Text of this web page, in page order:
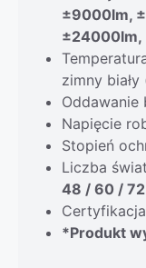
±9000lm,
zimny biały
Oddawanie
Napięcie
Stopień
Liczba
48 / 60 /
*Produkt